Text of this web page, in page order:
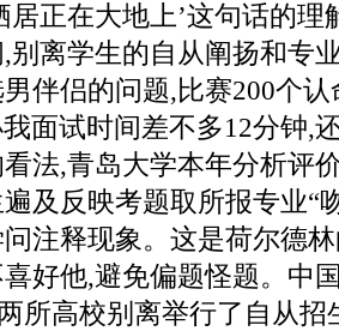
居正在大地上’这句话的理
别离学生的自从阐扬和专
伴侣的问题,比赛200个
面试时间差不多12分钟,
法,青岛大学本年分析评
及反映考题取所报专业“
注释现象。这是荷尔德
好他,避免偏题怪题。中
所高校别离举行了自从招